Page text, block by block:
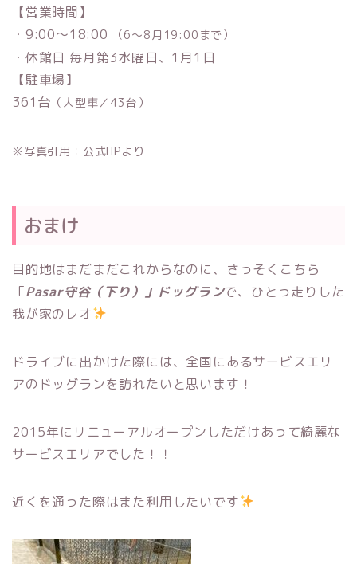
【営業時間】
・9:00〜18:00 （6〜8月 19:00 まで）
・休館日 毎月第3水曜日、 1 月 1 日
【駐車場】
361台 （大型車／43台）
※写真引用：公式HPより
おまけ
目的地はまだまだこれからなのに、さっそくこちら
「Pasar守谷（下り）」ドッグランで、ひとっ走りした
我が家のレオ
ドライブに出かけた際には、全国にあるサービスエリ
アのドッグランを訪れたいと思います！
2015年にリニューアルオープンしただけあって綺麗な
サービスエリアでした！！
近くを通った際はまた利用したいです